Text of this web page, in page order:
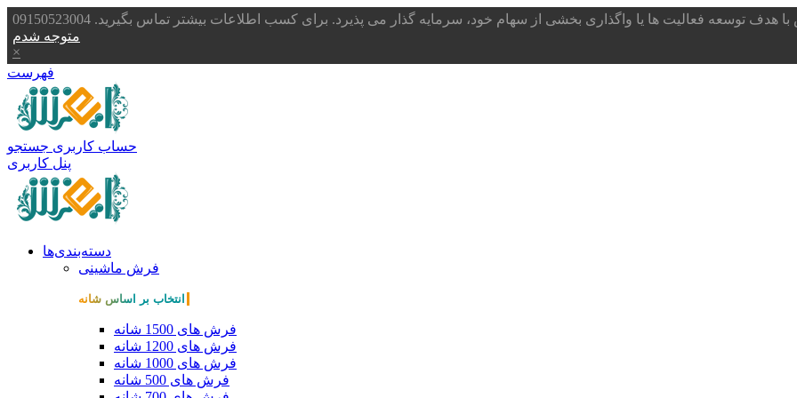
با هدف توسعه فعالیت ها یا واگذاری بخشی از سهام خود، سرمایه گذار می پذیرد. برای کسب اطلاعات بیشتر تماس بگیرید. 09150523004
متوجه شدم
×
فهرست
حساب کاربری جستجو
پنل کاربری
دسته‌بندی‌ها
فرش ماشینی
انتخاب بر اساس شانه
فرش های 1500 شانه
فرش های 1200 شانه
فرش های 1000 شانه
فرش های 500 شانه